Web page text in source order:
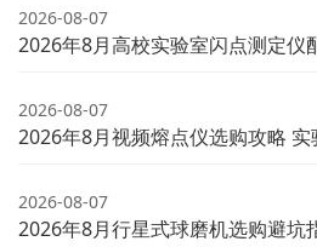
2026-08-07
2026年8月高校实验室闪点测定仪
2026-08-07
2026年8月视频熔点仪选购攻略
2026-08-07
2026年8月行星式球磨机选购避坑